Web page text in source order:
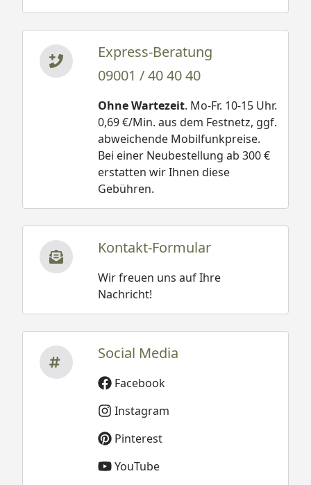
Express-Beratung
09001 / 40 40 40
Ohne Wartezeit. Mo-Fr. 10-15 Uhr.
0,69 €/Min. aus dem Festnetz, ggf.
abweichende Mobilfunkpreise.
Bei einer Neubestellung ab 300 €
erstatten wir Ihnen diese
Gebühren.
Kontakt-Formular
Wir freuen uns auf Ihre
Nachricht!
Social Media
Facebook
Instagram
Pinterest
YouTube